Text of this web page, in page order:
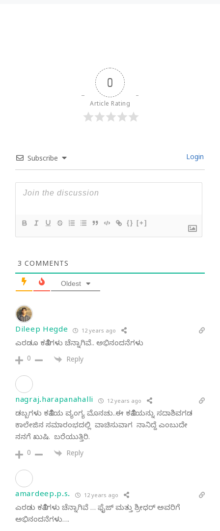
0
Article Rating
Subscribe Login
{} [+]
3 COMMENTS
Oldest
Dileep Hegde 12 years ago
ಎರಡೂ ಕವಿತೆಗಳು ಚೆನ್ನಾಗಿವೆ.. ಅಭಿನಂದನೆಗಳು
0 Reply
nagraj.harapanahalli 12 years ago
ಡಬ್ಬಗಳು ಕವಿತೆಯ ವ್ಯಂಗ್ಯ ಮೊನಚು..ಈ ಕವಿತೆಯನ್ನು ಸದಾಶಿವಗಡ
ಕಾಲೇಜಿನ ಸಮಾರಂಭದಲ್ಲಿ ವಾಚಿಸುವಾಗ ನಾನಿದ್ದೆ ಎಂಬುದೇ
ನನಗೆ ಖುಷಿ. ಬರೆಯುತ್ತಿರಿ.
0 Reply
amardeep.p.s. 12 years ago
ಎರಡು ಕವಿತೆಗಳು ಚೆನ್ನಾಗಿವೆ … ಫೈಜ್ ಮತ್ತು ಶ್ರೀಧರ್ ಅವರಿಗೆ
ಅಭಿನಂದನೆಗಳು….